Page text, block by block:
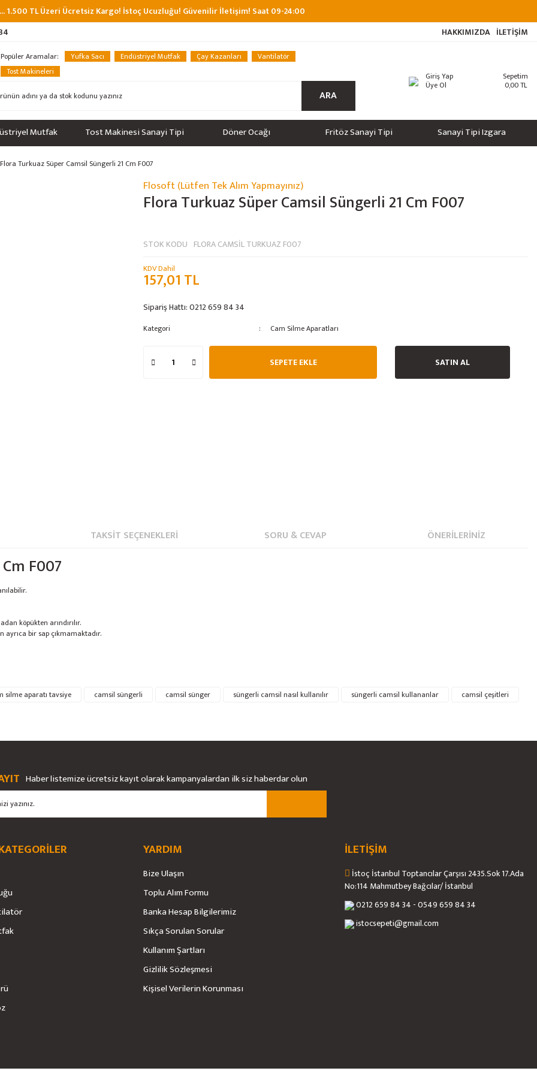
1.500 TL Üzeri Ücretsiz Kargo! İstoç Ucuzluğu! Güvenilir İletişim! Saat 09-24:00
HAKKIMIZDA İLETİŞİM
Popüler Aramalar: Yufka Sacı Endüstriyel Mutfak Çay Kazanları
Vantilatör
Tost Makineleri
ARA
Giriş Yap
Üye Ol
Sepetim
0,00 TL
Mutfak Tost Makinesi Sanayi Tipi Döner Ocağı Fritöz Sanayi Tipi Sanayi Tipi Izgara
Flora Turkuaz Süper Camsil Süngerli 21 Cm F007
Flosoft (Lütfen Tek Alım Yapmayınız)
Flora Turkuaz Süper Camsil Süngerli 21 Cm F007
STOK KODU FLORA CAMSİL TURKUAZ F007
KDV Dahil
157,01 TL
Sipariş Hattı:0212 659 84 34
Kategori Cam Silme Aparatları
SEPETE EKLE SATIN AL
TAKSIT SEÇENEKLERI SORU & CEVAP ÖNERILERINIZ
F007
köpükten arındırılır.
ayrıca bir sap çıkmamaktadır.
gördüğünüz noktaları öneri formunu kullanarak tarafımıza iletebilirsiniz.
Gönder
silme aparatı tavsiye camsil süngerli camsil sünger süngerli camsil nasıl kullanılır süngerli camsil kullananlar
camsil çeşitleri
Haber listemize ücretsiz kayıt olarak kampanyalardan ilk siz haberdar olun
YARDIM
Bize Ulaşın
Toplu Alım Formu
Banka Hesap Bilgilerimiz
Sıkça Sorulan Sorular
Kullanım Şartları
Gizlilik Sözleşmesi
Kişisel Verilerin Korunması
İLETİŞİM
İstoç İstanbul Toptancılar Çarşısı 2435.Sok 17.Ada
No:114 Mahmutbey Bağcılar/ İstanbul
0212 659 84 34 - 0549 659 84 34
istocsepeti@gmail.com